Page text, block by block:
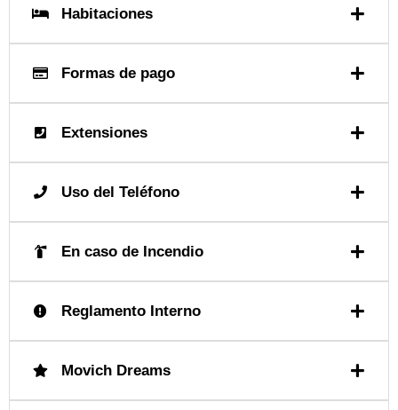
Habitaciones
Formas de pago
Extensiones
Uso del Teléfono
En caso de Incendio
Reglamento Interno
Movich Dreams